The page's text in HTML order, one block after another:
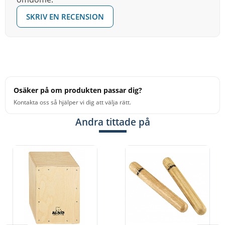
SKRIV EN RECENSION
Osäker på om produkten passar dig?
Kontakta oss så hjälper vi dig att välja rätt.
Andra tittade på